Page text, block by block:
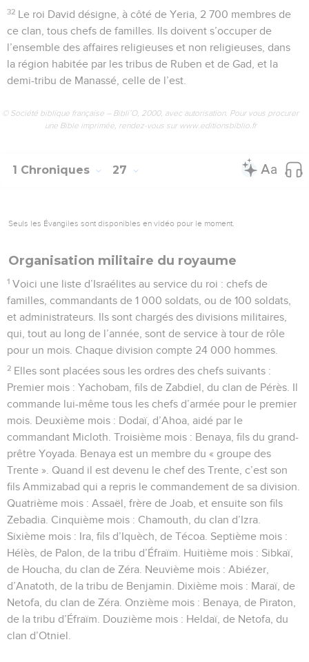
32 Le roi David désigne, à côté de Yeria, 2 700 membres de
ce clan, tous chefs de familles. Ils doivent s’occuper de
l’ensemble des affaires religieuses et non religieuses, dans
la région habitée par les tribus de Ruben et de Gad, et la
demi-tribu de Manassé, celle de l’est.
© Société biblique française – Bibli’O, 2000, avec autorisation. Pour vous procurer
une Bible imprimée, rendez-vous sur www.editionsbiblio.fr
1 Chroniques 27
Seuls les Évangiles sont disponibles en vidéo pour le moment.
Organisation militaire du royaume
1 Voici une liste d’Israélites au service du roi : chefs de
familles, commandants de 1 000 soldats, ou de 100 soldats,
et administrateurs. Ils sont chargés des divisions militaires,
qui, tout au long de l’année, sont de service à tour de rôle
pour un mois. Chaque division compte 24 000 hommes.
2 Elles sont placées sous les ordres des chefs suivants :
Premier mois : Yachobam, fils de Zabdiel, du clan de Pérès. Il
commande lui-même tous les chefs d’armée pour le premier
mois. Deuxième mois : Dodaï, d’Ahoa, aidé par le
commandant Micloth. Troisième mois : Benaya, fils du grand-
prêtre Yoyada. Benaya est un membre du « groupe des
Trente ». Quand il est devenu le chef des Trente, c’est son
fils Ammizabad qui a repris le commandement de sa division.
Quatrième mois : Assaël, frère de Joab, et ensuite son fils
Zebadia. Cinquième mois : Chamouth, du clan d’Izra.
Sixième mois : Ira, fils d’Iquèch, de Técoa. Septième mois :
Hélès, de Palon, de la tribu d’Éfraïm. Huitième mois : Sibkaï,
de Houcha, du clan de Zéra. Neuvième mois : Abiézer,
d’Anatoth, de la tribu de Benjamin. Dixième mois : Maraï, de
Netofa, du clan de Zéra. Onzième mois : Benaya, de Piraton,
de la tribu d’Éfraïm. Douzième mois : Heldaï, de Netofa, du
clan d’Otniel.